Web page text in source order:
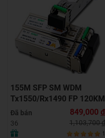
155M SFP SM WDM
Tx1550/Rx1490 FP 120KM
LC with DDM
Đã bán
36
849,000 đ
1,103,700đ
1